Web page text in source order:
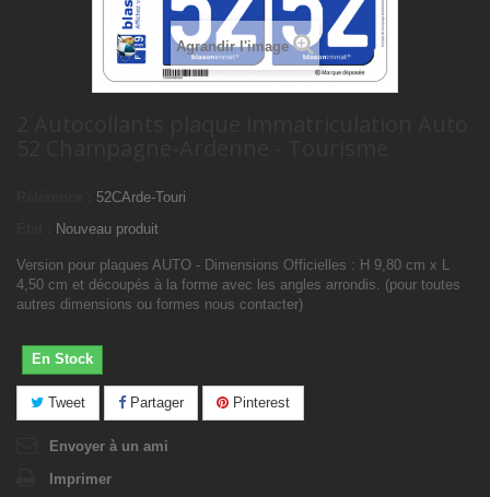
Agrandir l'image
52CArde-Touri
Nouveau produit
Version pour plaques AUTO - Dimensions Officielles : H 9,80 cm x L
4,50 cm et découpés à la forme avec les angles arrondis. (pour toutes
autres dimensions ou formes nous contacter)
En Stock
Tweet Partager Pinterest
Envoyer à un ami
Imprimer